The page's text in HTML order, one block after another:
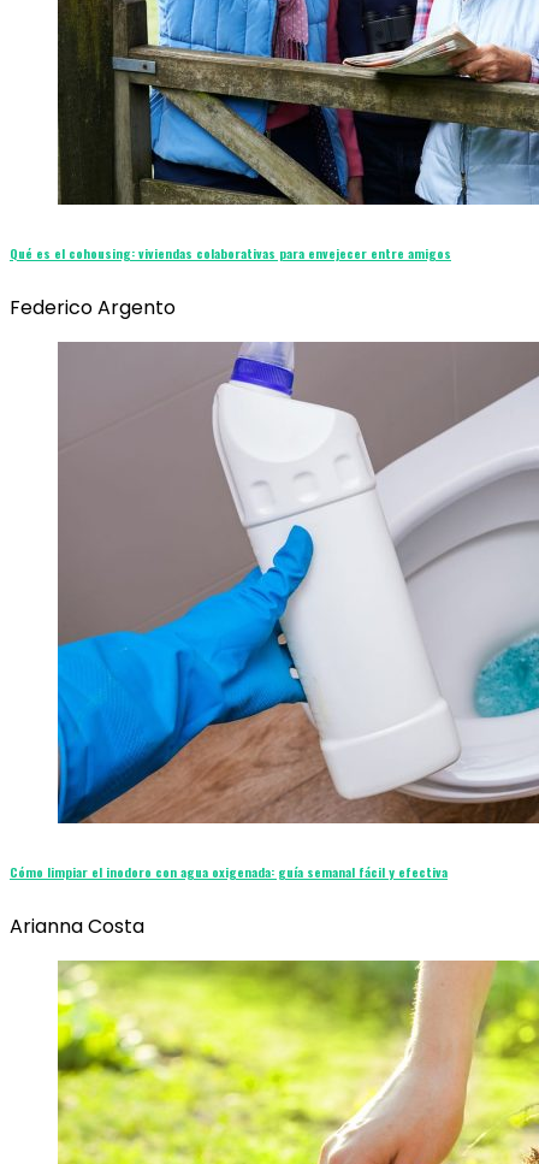
Qué es el cohousing: viviendas colaborativas para envejecer entre amigos
Federico Argento
Cómo limpiar el inodoro con agua oxigenada: guía semanal fácil y efectiva
Arianna Costa